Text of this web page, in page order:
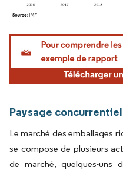
Image © Mordor Intelligence. La
Paysage concurrentiel
Le marché des emballages
se compose de plusieurs
de marché, quelques-uns